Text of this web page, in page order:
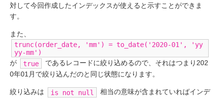
対して今回作成したインデックスが使えると示すことができま
す。
また、
trunc(order_date, 'mm') = to_date('2020-01', 'yy
yy-mm')
が
true
であるレコードに絞り込めるので、それはつまり202
0年01月で絞り込んだのと同じ状態になります。
絞り込みは is not null
相当の意味が含まれていればインデ